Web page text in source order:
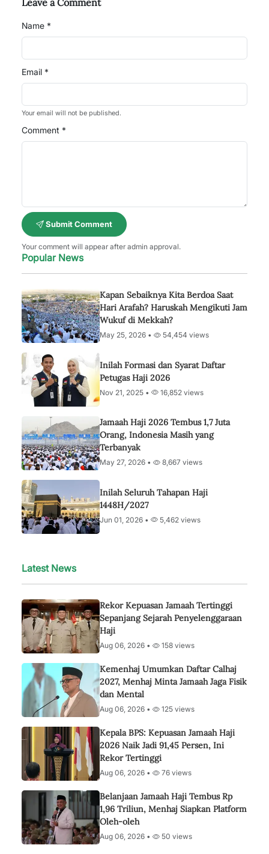
Leave a Comment
Name *
Email *
Your email will not be published.
Comment *
Submit Comment
Your comment will appear after admin approval.
Popular News
Kapan Sebaiknya Kita Berdoa Saat
Hari Arafah? Haruskah Mengikuti Jam
Wukuf di Mekkah?
May 25, 2026 • 54,454 views
Inilah Formasi dan Syarat Daftar
Petugas Haji 2026
Nov 21, 2025 • 16,852 views
Jamaah Haji 2026 Tembus 1,7 Juta
Orang, Indonesia Masih yang
Terbanyak
May 27, 2026 • 8,667 views
Inilah Seluruh Tahapan Haji
1448H/2027
Jun 01, 2026 • 5,462 views
Latest News
Rekor Kepuasan Jamaah Tertinggi
Sepanjang Sejarah Penyelenggaraan
Haji
Aug 06, 2026 • 158 views
Kemenhaj Umumkan Daftar Calhaj
2027, Menhaj Minta Jamaah Jaga Fisik
dan Mental
Aug 06, 2026 • 125 views
Kepala BPS: Kepuasan Jamaah Haji
2026 Naik Jadi 91,45 Persen, Ini
Rekor Tertinggi
Aug 06, 2026 • 76 views
Belanjaan Jamaah Haji Tembus Rp
1,96 Triliun, Menhaj Siapkan Platform
Oleh-oleh
Aug 06, 2026 • 50 views